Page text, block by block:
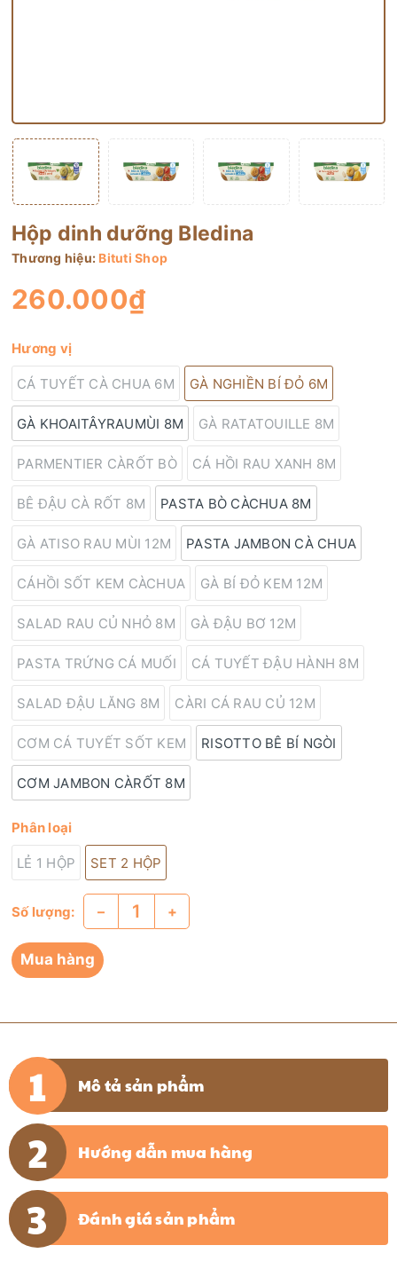
Hộp dinh dưỡng Bledina
Thương hiệu: Bituti Shop
260.000₫
Hương vị
CÁ TUYẾT CÀ CHUA 6M GÀ NGHIỀN BÍ ĐỎ 6M
GÀ KHOAITÂYRAUMÙI 8M GÀ RATATOUILLE 8M
PARMENTIER CÀRỐT BÒ CÁ HỒI RAU XANH 8M
BÊ ĐẬU CÀ RỐT 8M PASTA BÒ CÀCHUA 8M
GÀ ATISO RAU MÙI 12M PASTA JAMBON CÀ CHUA
CÁHỒI SỐT KEM CÀCHUA GÀ BÍ ĐỎ KEM 12M
SALAD RAU CỦ NHỎ 8M GÀ ĐẬU BƠ 12M
PASTA TRỨNG CÁ MUỐI CÁ TUYẾT ĐẬU HÀNH 8M
SALAD ĐẬU LĂNG 8M CÀRI CÁ RAU CỦ 12M
CƠM CÁ TUYẾT SỐT KEM RISOTTO BÊ BÍ NGÒI
CƠM JAMBON CÀRỐT 8M
Phân loại
LẺ 1 HỘP SET 2 HỘP
Số lượng: – +
Mua hàng
Mô tả sản phẩm
Hướng dẫn mua hàng
Đánh giá sản phẩm